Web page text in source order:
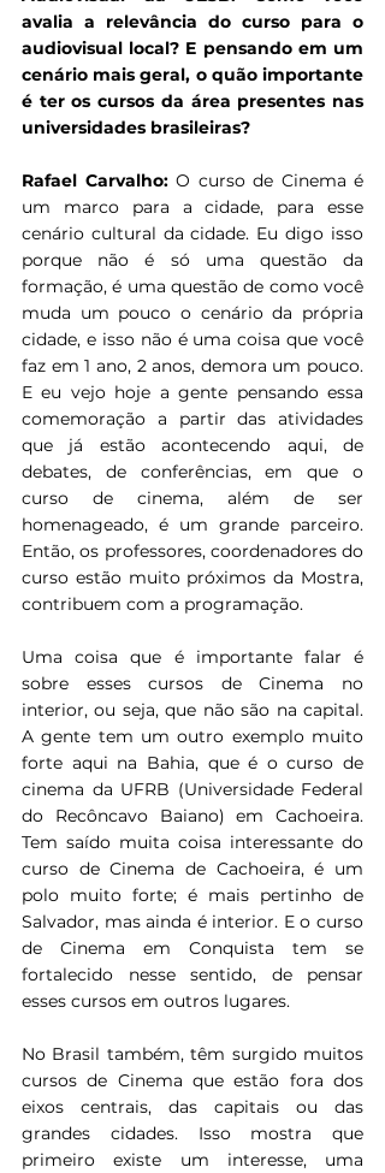
avalia a relevância do curso para o
audiovisual local? E pensando em um
cenário mais geral, o quão importante
é ter os cursos da área presentes nas
universidades brasileiras?
Rafael Carvalho: O curso de Cinema é
um marco para a cidade, para esse
cenário cultural da cidade. Eu digo isso
porque não é só uma questão da
formação, é uma questão de como você
muda um pouco o cenário da própria
cidade, e isso não é uma coisa que você
faz em 1 ano, 2 anos, demora um pouco.
E eu vejo hoje a gente pensando essa
comemoração a partir das atividades
que já estão acontecendo aqui, de
debates, de conferências, em que o
curso de cinema, além de ser
homenageado, é um grande parceiro.
Então, os professores, coordenadores do
curso estão muito próximos da Mostra,
contribuem com a programação.
Uma coisa que é importante falar é
sobre esses cursos de Cinema no
interior, ou seja, que não são na capital.
A gente tem um outro exemplo muito
forte aqui na Bahia, que é o curso de
cinema da UFRB (Universidade Federal
do Recôncavo Baiano) em Cachoeira.
Tem saído muita coisa interessante do
curso de Cinema de Cachoeira, é um
polo muito forte; é mais pertinho de
Salvador, mas ainda é interior. E o curso
de Cinema em Conquista tem se
fortalecido nesse sentido, de pensar
esses cursos em outros lugares.
No Brasil também, têm surgido muitos
cursos de Cinema que estão fora dos
eixos centrais, das capitais ou das
grandes cidades. Isso mostra que
primeiro existe um interesse, uma